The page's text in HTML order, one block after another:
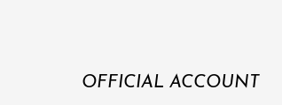
OFFICIAL ACCOUNT